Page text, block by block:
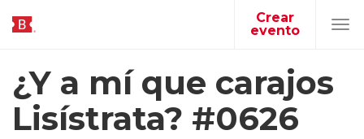
Crear
evento
¿Y a mí que carajos
Lisístrata? #0626